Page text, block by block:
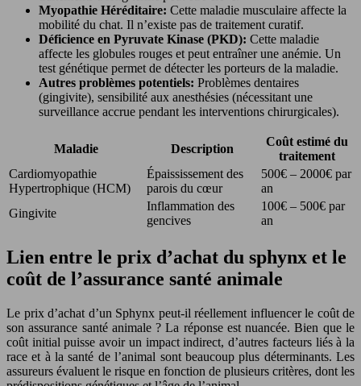
Myopathie Héréditaire: Cette maladie musculaire affecte la
mobilité du chat. Il n’existe pas de traitement curatif.
Déficience en Pyruvate Kinase (PKD): Cette maladie
affecte les globules rouges et peut entraîner une anémie. Un
test génétique permet de détecter les porteurs de la maladie.
Autres problèmes potentiels: Problèmes dentaires
(gingivite), sensibilité aux anesthésies (nécessitant une
surveillance accrue pendant les interventions chirurgicales).
Maladie Description
Coût estimé du
traitement
Cardiomyopathie
Hypertrophique (HCM)
Épaississement des
parois du cœur
500€ – 2000€ par
an
Gingivite
Inflammation des
gencives
100€ – 500€ par
an
Lien entre le prix d’achat du sphynx et le
coût de l’assurance santé animale
Le prix d’achat d’un Sphynx peut-il réellement influencer le coût de
son assurance santé animale ? La réponse est nuancée. Bien que le
coût initial puisse avoir un impact indirect, d’autres facteurs liés à la
race et à la santé de l’animal sont beaucoup plus déterminants. Les
assureurs évaluent le risque en fonction de plusieurs critères, dont les